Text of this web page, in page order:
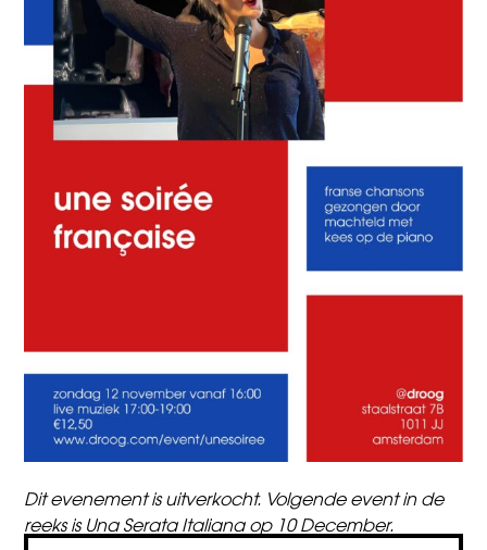
Dit evenement is uitverkocht. Volgende event in de
reeks is Una Serata Italiana op 10 December.